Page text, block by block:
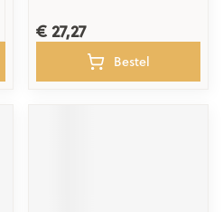
€ 27,27
Bestel